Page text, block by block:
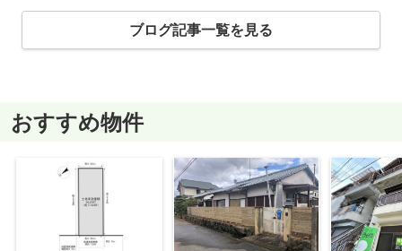
ブログ記事一覧を見る
おすすめ物件